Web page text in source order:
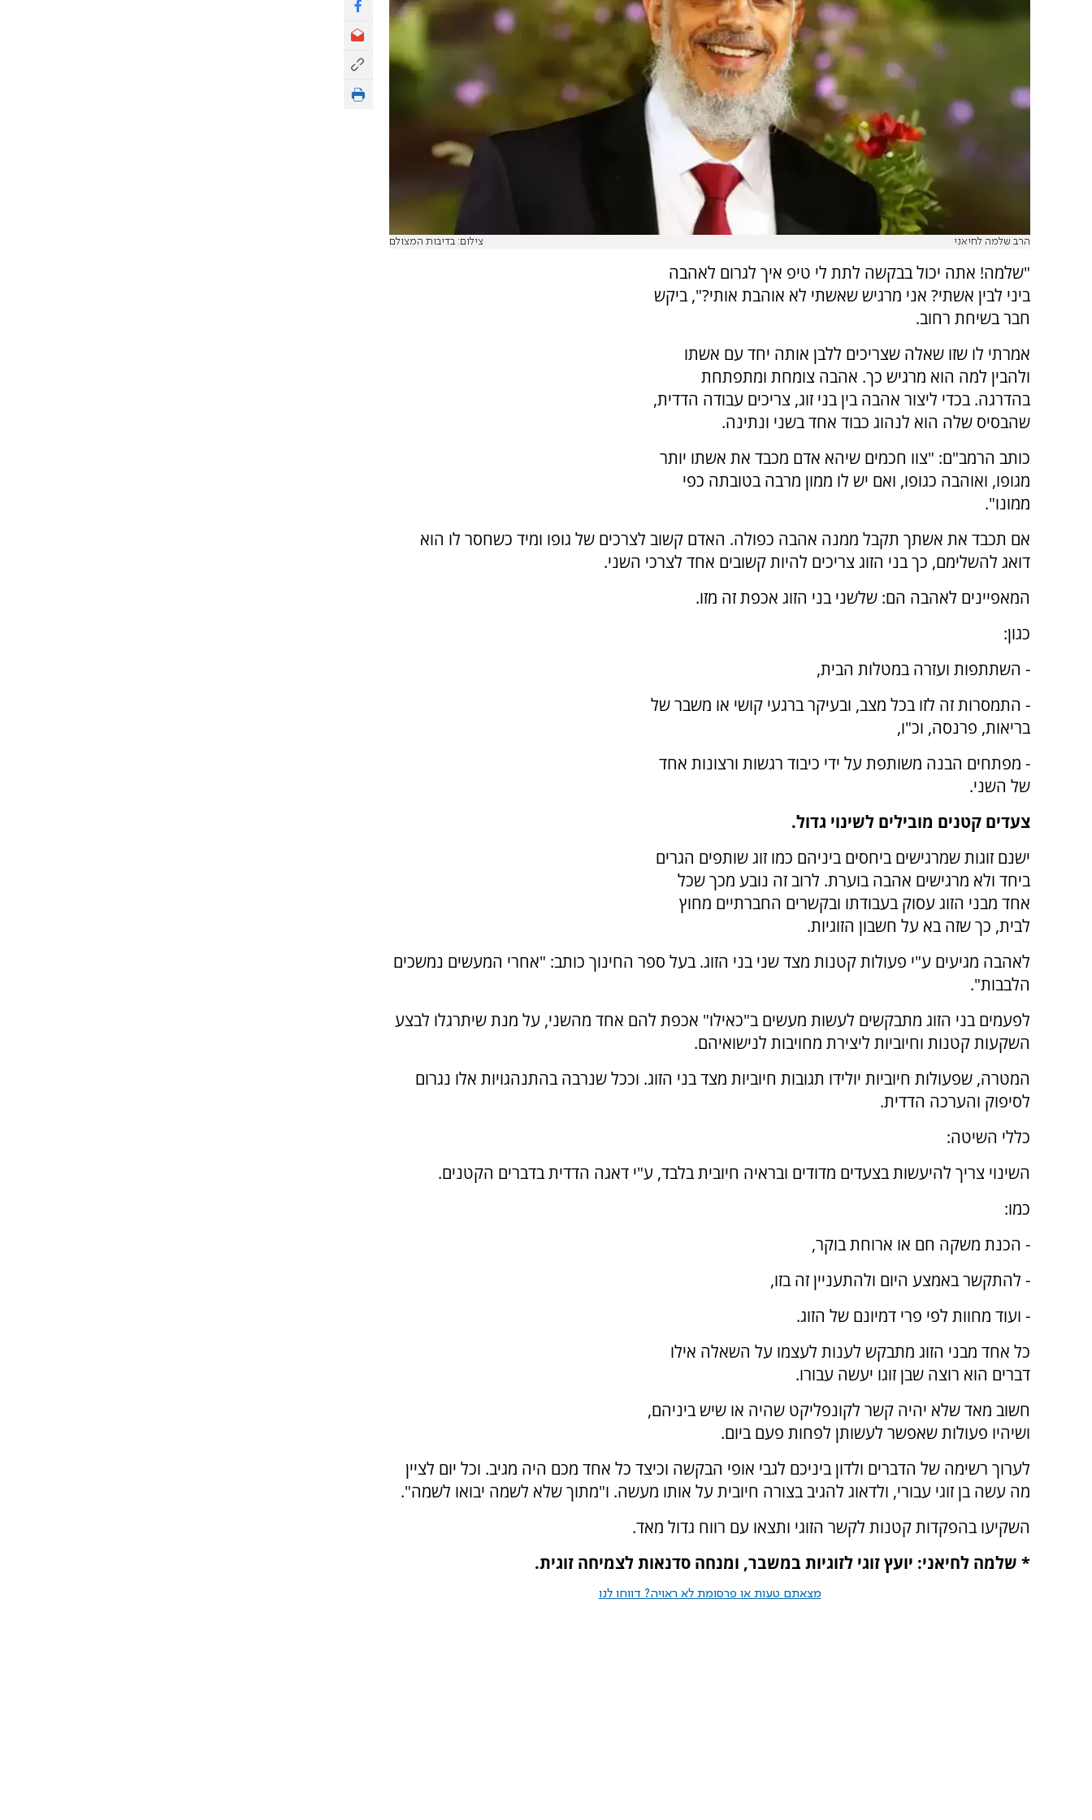
הרב שלמה לחיאני צילום: בדיבות המצולם
"שלמה! אתה יכול בבקשה לתת לי טיפ איך לגרום לאהבה
ביני לבין אשתי? אני מרגיש שאשתי לא אוהבת אותי?", ביקש
חבר בשיחת רחוב.
אמרתי לו שזו שאלה שצריכים ללבן אותה יחד עם אשתו
ולהבין למה הוא מרגיש כך. אהבה צומחת ומתפתחת
בהדרגה. בכדי ליצור אהבה בין בני זוג, צריכים עבודה הדדית,
שהבסיס שלה הוא לנהוג כבוד אחד בשני ונתינה.
כותב הרמב"ם: "צוו חכמים שיהא אדם מכבד את אשתו יותר
מגופו, ואוהבה כגופו, ואם יש לו ממון מרבה בטובתה כפי
ממונו".
אם תכבד את אשתך תקבל ממנה אהבה כפולה. האדם קשוב לצרכים של גופו ומיד כשחסר לו הוא
דואג להשלימם, כך בני הזוג צריכים להיות קשובים אחד לצרכי השני.
המאפיינים לאהבה הם: שלשני בני הזוג אכפת זה מזו.
כגון:
- השתתפות ועזרה במטלות הבית,
- התמסרות זה לזו בכל מצב, ובעיקר ברגעי קושי או משבר של
בריאות, פרנסה, וכ"ו,
- מפתחים הבנה משותפת על ידי כיבוד רגשות ורצונות אחד
של השני.
צעדים קטנים מובילים לשינוי גדול.
ישנם זוגות שמרגישים ביחסים ביניהם כמו זוג שותפים הגרים
ביחד ולא מרגישים אהבה בוערת. לרוב זה נובע מכך שכל
אחד מבני הזוג עסוק בעבודתו ובקשרים החברתיים מחוץ
לבית, כך שזה בא על חשבון הזוגיות.
לאהבה מגיעים ע"י פעולות קטנות מצד שני בני הזוג. בעל ספר החינוך כותב: "אחרי המעשים נמשכים
הלבבות".
לפעמים בני הזוג מתבקשים לעשות מעשים ב"כאילו" אכפת להם אחד מהשני, על מנת שיתרגלו לבצע
השקעות קטנות וחיוביות ליצירת מחויבות לנישואיהם.
המטרה, שפעולות חיוביות יולידו תגובות חיוביות מצד בני הזוג. וככל שנרבה בהתנהגויות אלו נגרום
לסיפוק והערכה הדדית.
כללי השיטה:
השינוי צריך להיעשות בצעדים מדודים ובראיה חיובית בלבד, ע"י דאגה הדדית בדברים הקטנים.
כמו:
- הכנת משקה חם או ארוחת בוקר,
- להתקשר באמצע היום ולהתעניין זה בזו,
- ועוד מחוות לפי פרי דמיונם של הזוג.
כל אחד מבני הזוג מתבקש לענות לעצמו על השאלה אילו
דברים הוא רוצה שבן זוגו יעשה עבורו.
חשוב מאד שלא יהיה קשר לקונפליקט שהיה או שיש ביניהם,
ושיהיו פעולות שאפשר לעשותן לפחות פעם ביום.
לערוך רשימה של הדברים ולדון ביניכם לגבי אופי הבקשה וכיצד כל אחד מכם היה מגיב. וכל יום לציין
מה עשה בן זוגי עבורי, ולדאוג להגיב בצורה חיובית על אותו מעשה. ו"מתוך שלא לשמה יבואו לשמה".
השקיעו בהפקדות קטנות לקשר הזוגי ותצאו עם רווח גדול מאד.
* שלמה לחיאני: יועץ זוגי לזוגיות במשבר, ומנחה סדנאות לצמיחה זוגית.
מצאתם טעות או פרסומת לא ראויה? דווחו לנו